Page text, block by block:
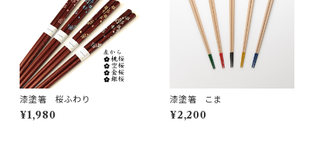
漆塗箸 桜ふわり
¥1,980
漆塗箸 こま
¥2,200